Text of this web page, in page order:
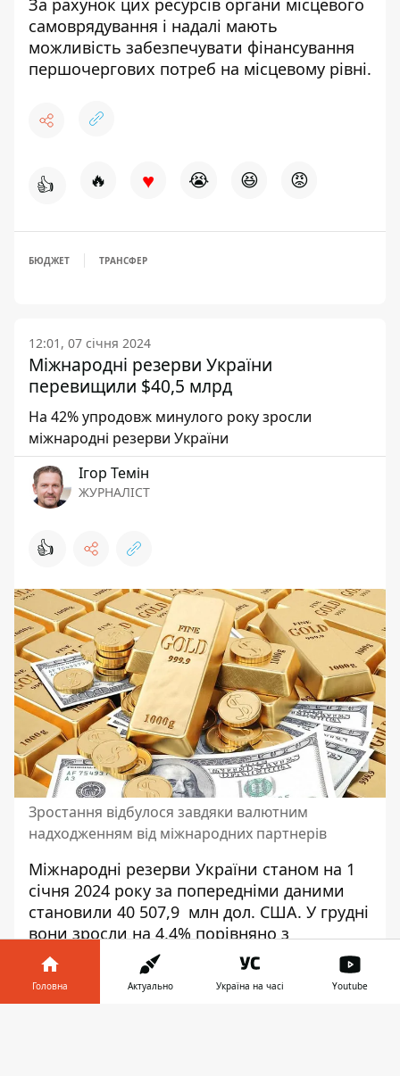
За рахунок цих ресурсів органи місцевого
самоврядування і надалі мають
можливість забезпечувати фінансування
першочергових потреб на місцевому рівні.
👍 🔥 ♥ 😭 😆 😡
БЮДЖЕТ ТРАНСФЕР
12:01, 07 січня 2024
Міжнародні резерви України
перевищили $40,5 млрд
На 42% упродовж минулого року зросли
міжнародні резерви України
Ігор Темін
ЖУРНАЛІСТ
👍
Зростання відбулося завдяки валютним
надходженням від міжнародних партнерів
Міжнародні резерви України станом на 1
січня 2024 року за попередніми даними
становили 40 507,9 млн дол. США. У грудні
вони зросли на 4,4% порівняно з
листопадом завдяки валютним
надходженням від міжнародних партнерів,
що перевищили чистий продаж валюти
Головна Актуально Україна на часі Youtube